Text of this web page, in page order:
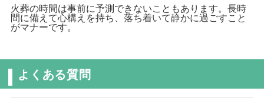
火葬の時間は事前に予測できないこともあります。長時
間に備えて心構えを持ち、落ち着いて静かに過ごすこと
がマナーです。
よくある質問